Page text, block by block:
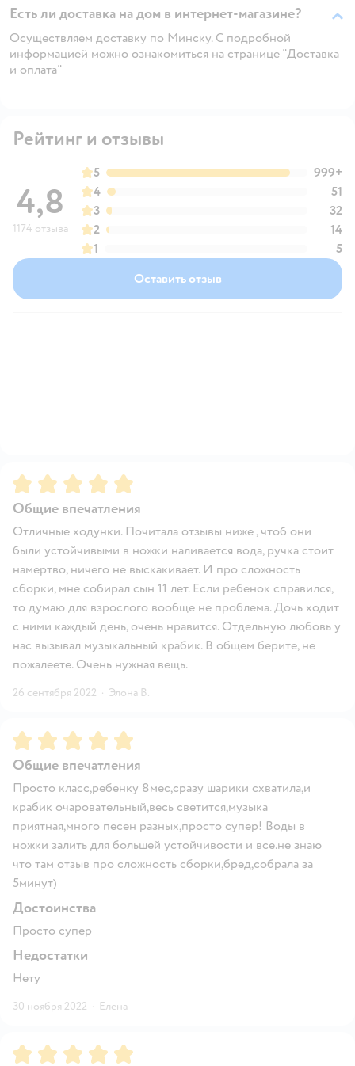
Есть ли доставка на дом в интернет-магазине?
Осуществляем доставку по Минску. С подробной
информацией можно ознакомиться на странице "Доставка
и оплата"
Рейтинг и отзывы
4,8
1174 отзыва
5
999+
4
51
3
32
2
14
1
5
Оставить отзыв
Рейтинг:5
Общие впечатления
Отличные ходунки. Почитала отзывы ниже , чтоб они
были устойчивыми в ножки наливается вода, ручка стоит
намертво, ничего не выскакивает. И про сложность
сборки, мне собирал сын 11 лет. Если ребенок справился,
то думаю для взрослого вообще не проблема. Дочь ходит
с ними каждый день, очень нравится. Отдельную любовь у
нас вызывал музыкальный крабик. В общем берите, не
пожалеете. Очень нужная вещь.
26 сентября 2022 · Элона В.
Рейтинг:5
Общие впечатления
Просто класс,ребенку 8мес,сразу шарики схватила,и
крабик очаровательный,весь светится,музыка
приятная,много песен разных,просто супер! Воды в
ножки залить для большей устойчивости и все.не знаю
что там отзыв про сложность сборки,бред,собрала за
5минут)
Достоинства
Просто супер
Недостатки
Нету
30 ноября 2022 · Елена
Рейтинг:5